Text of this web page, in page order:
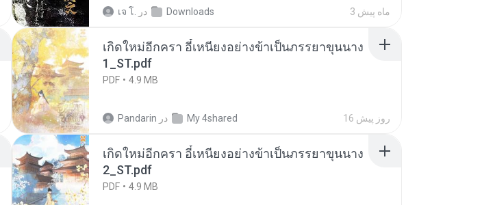
เจ โ. در Downloads 3 ماه پیش
เกิดใหม่อีกครา อี๋เหนียงอย่างข้าเป็นภรรยาขุนนาง
1_ST.pdf
PDF 4.9 MB
Pandarin در My 4shared 16 روز پیش
เกิดใหม่อีกครา อี๋เหนียงอย่างข้าเป็นภรรยาขุนนาง
2_ST.pdf
PDF 4.9 MB